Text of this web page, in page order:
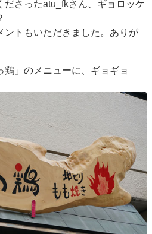
ださったatu_fkさん、ギョロッケ
ントもいただきました。ありが
鶏」のメニューに、ギョギョ